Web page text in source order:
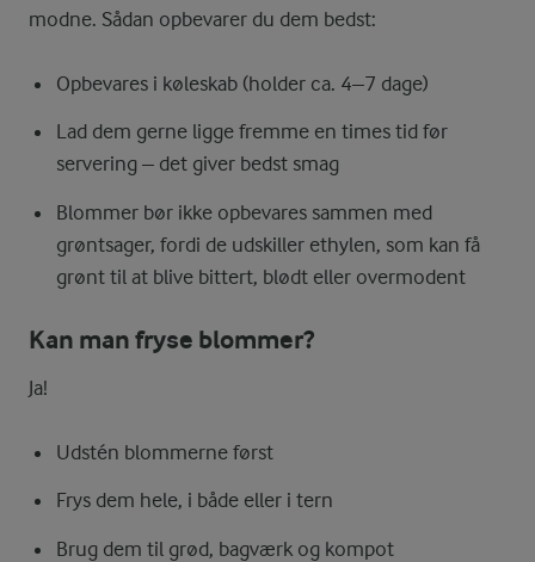
modne. Sådan opbevarer du dem bedst:
Opbevares i køleskab (holder ca. 4–7 dage)
Lad dem gerne ligge fremme en times tid før
servering – det giver bedst smag
Blommer bør ikke opbevares sammen med
grøntsager, fordi de udskiller ethylen, som kan få
grønt til at blive bittert, blødt eller overmodent
Kan man fryse blommer?
Ja!
Udstén blommerne først
Frys dem hele, i både eller i tern
Brug dem til grød, bagværk og kompot